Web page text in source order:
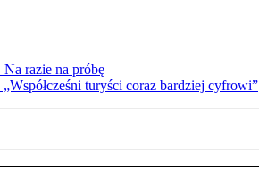
razie na próbę
turyści coraz bardziej cyfrowi”